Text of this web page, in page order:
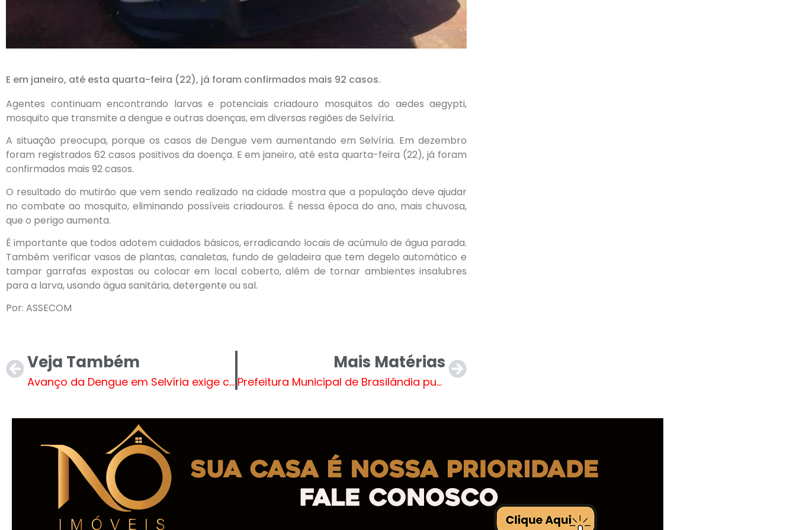
E em janeiro, até esta quarta-feira (22), já foram confirmados mais 92 casos.
Agentes continuam encontrando larvas e potenciais criadouro mosquitos do aedes aegypti,
mosquito que transmite a dengue e outras doenças, em diversas regiões de Selvíria.
A situação preocupa, porque os casos de Dengue vem aumentando em Selvíria. Em dezembro
foram registrados 62 casos positivos da doença. E em janeiro, até esta quarta-feira (22), já foram
confirmados mais 92 casos.
O resultado do mutirão que vem sendo realizado na cidade mostra que a população deve ajudar
no combate ao mosquito, eliminando possíveis criadouros. É nessa época do ano, mais chuvosa,
que o perigo aumenta.
É importante que todos adotem cuidados básicos, erradicando locais de acúmulo de água parada.
Também verificar vasos de plantas, canaletas, fundo de geladeira que tem degelo automático e
tampar garrafas expostas ou colocar em local coberto, além de tornar ambientes insalubres
para a larva, usando água sanitária, detergente ou sal.
Por: ASSECOM
Veja Também
Avanço da Dengue em Selvíria exige cuidados; Prefeitura continua intensificando ações
Mais Matérias
Prefeitura Municipal de Brasilândia publica lista de feriados e pontos facultativos para 2024